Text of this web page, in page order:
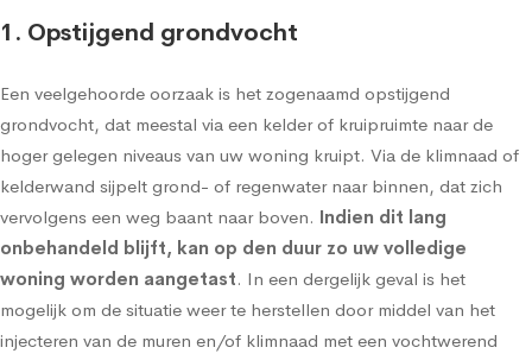
1. Opstijgend grondvocht
Een veelgehoorde oorzaak is het zogenaamd opstijgend
grondvocht, dat meestal via een kelder of kruipruimte naar de
hoger gelegen niveaus van uw woning kruipt. Via de klimnaad of
kelderwand sijpelt grond- of regenwater naar binnen, dat zich
vervolgens een weg baant naar boven. Indien dit lang
onbehandeld blijft, kan op den duur zo uw volledige
woning worden aangetast. In een dergelijk geval is het
mogelijk om de situatie weer te herstellen door middel van het
injecteren van de muren en/of klimnaad met een vochtwerend